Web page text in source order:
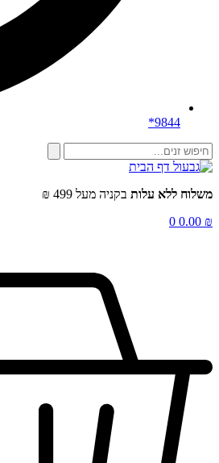
9844*
ללא עלותבקניה מעל 499 ₪
0.00
0